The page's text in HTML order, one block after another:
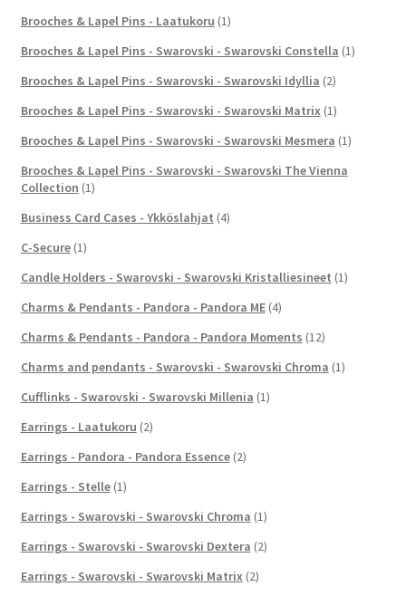
Brooches & Lapel Pins - Laatukoru (1)
Brooches & Lapel Pins - Swarovski - Swarovski Constella (1)
Brooches & Lapel Pins - Swarovski - Swarovski Idyllia (2)
Brooches & Lapel Pins - Swarovski - Swarovski Matrix (1)
Brooches & Lapel Pins - Swarovski - Swarovski Mesmera (1)
Brooches & Lapel Pins - Swarovski - Swarovski The Vienna
Collection (1)
Business Card Cases - Ykköslahjat (4)
C-Secure (1)
Candle Holders - Swarovski - Swarovski Kristalliesineet (1)
Charms & Pendants - Pandora - Pandora ME (4)
Charms & Pendants - Pandora - Pandora Moments (12)
Charms and pendants - Swarovski - Swarovski Chroma (1)
Cufflinks - Swarovski - Swarovski Millenia (1)
Earrings - Laatukoru (2)
Earrings - Pandora - Pandora Essence (2)
Earrings - Stelle (1)
Earrings - Swarovski - Swarovski Chroma (1)
Earrings - Swarovski - Swarovski Dextera (2)
Earrings - Swarovski - Swarovski Matrix (2)